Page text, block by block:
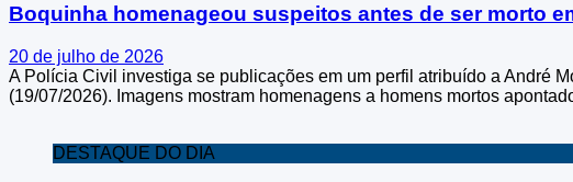
Boquinha homenageou suspeitos antes de ser morto
20 de julho de 2026
A Polícia Civil investiga se publicações em um perfil atribuído a André
(19/07/2026). Imagens mostram homenagens a homens mortos
DESTAQUE DO DIA